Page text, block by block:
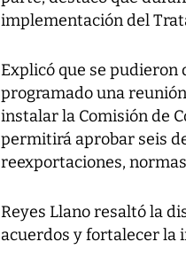
implementación del
Explicó que se pudieron
programado una
instalar la Comisión de
permitirá aprobar seis
reexportaciones,
Reyes Llano resaltó la
acuerdos y fortalecer la